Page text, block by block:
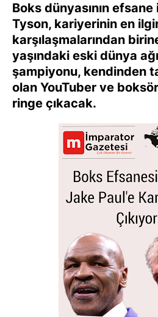
Boks dünyasının
Tyson, kariyerinin en
karşılaşmalarından
yaşındaki eski dünya
şampiyonu, kendinden
olan YouTuber ve
ringe çıkacak.